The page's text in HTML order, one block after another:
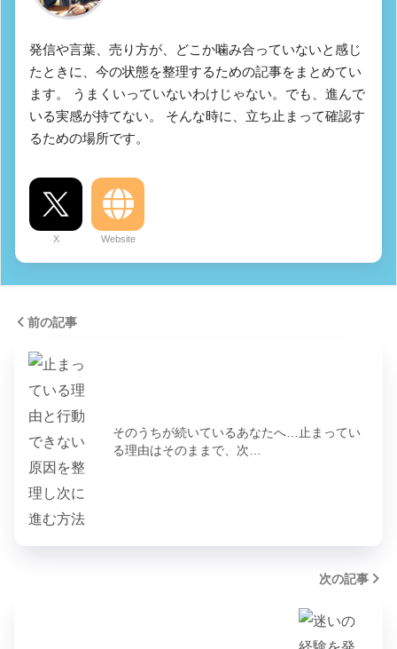
発信や言葉、売り方が、どこか噛み合っていないと感じ
たときに、今の状態を整理するための記事をまとめてい
ます。 うまくいっていないわけじゃない。でも、進んで
いる実感が持てない。 そんな時に、立ち止まって確認す
るための場所です。
X Website
前の記事
そのうちが続いているあなたへ…止まってい
る理由はそのままで、次…
次の記事